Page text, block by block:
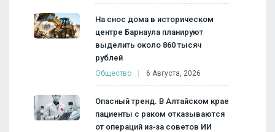
На снос дома в историческом
центре Барнаула планируют
выделить около 860 тысяч
рублей
Общество 6 Августа, 2026
Опасный тренд. В Алтайском крае
пациенты с раком отказываются
от операций из‑за советов ИИ